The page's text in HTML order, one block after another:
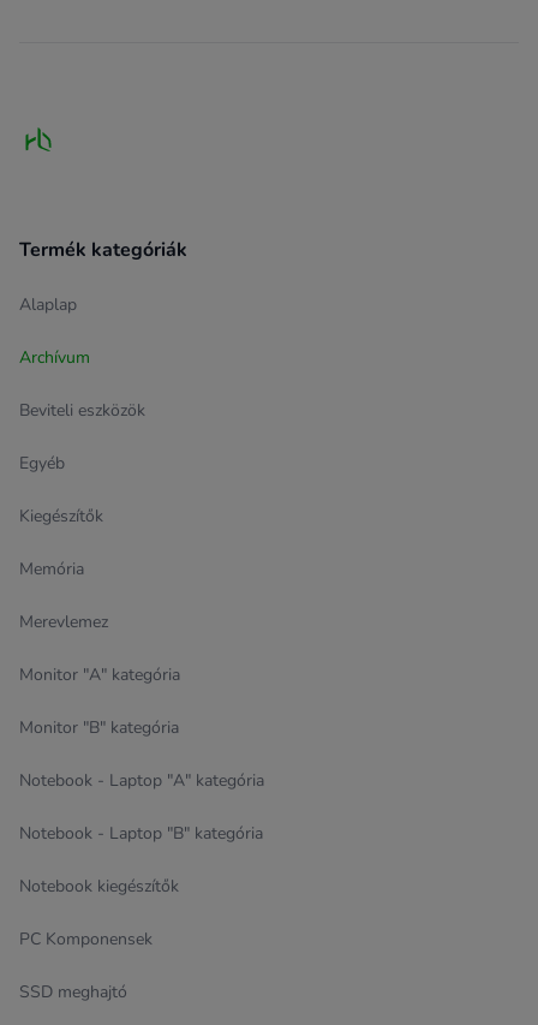
Termék kategóriák
Alaplap
Archívum
Beviteli eszközök
Egyéb
Kiegészítők
Memória
Merevlemez
Monitor "A" kategória
Monitor "B" kategória
Notebook - Laptop "A" kategória
Notebook - Laptop "B" kategória
Notebook kiegészítők
PC Komponensek
SSD meghajtó